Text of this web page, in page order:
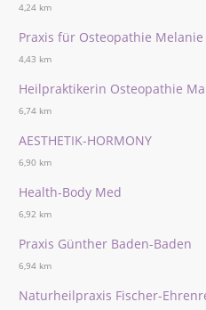
4,24 km
Praxis für Osteopathie
4,43 km
Heilpraktikerin Osteopathie
6,74 km
AESTHETIK-HORMONY
6,90 km
Health-Body Med
6,92 km
Praxis Günther Baden-Baden
6,94 km
Naturheilpraxis Fischer-